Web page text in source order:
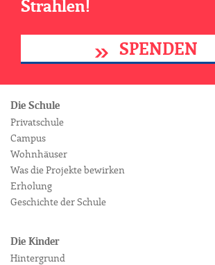
Strahlen!
SPENDEN
Die Schule
Privatschule
Campus
Wohnhäuser
Was die Projekte bewirken
Erholung
Geschichte der Schule
Die Kinder
Hintergrund